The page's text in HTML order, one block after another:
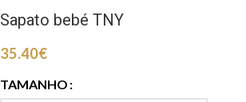
Sapato bebé TNY
35.40€
TAMANHO